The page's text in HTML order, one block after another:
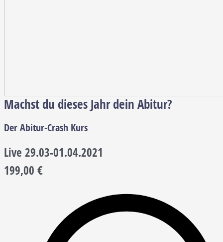
Machst du dieses Jahr dein Abitur?
Der Abitur-Crash Kurs
Live 29.03-01.04.2021
199,00 €